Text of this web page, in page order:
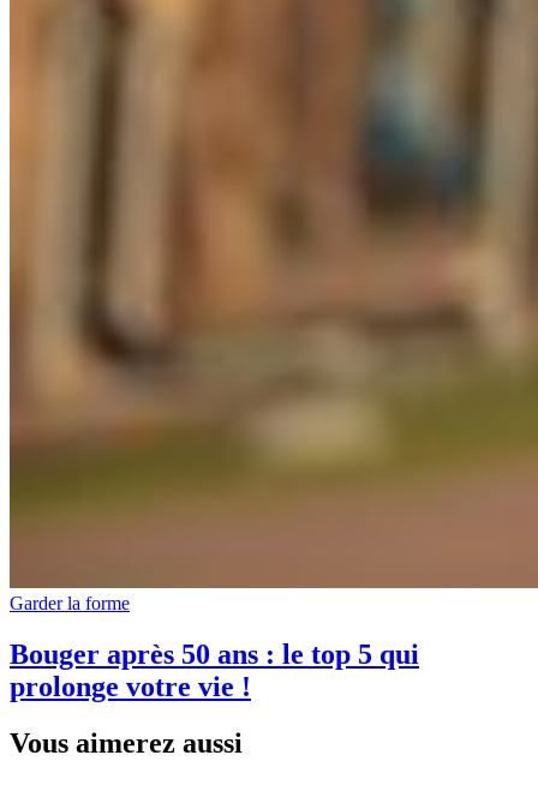
Garder la forme
Bouger après 50 ans : le top 5 qui
prolonge votre vie !
Vous aimerez aussi